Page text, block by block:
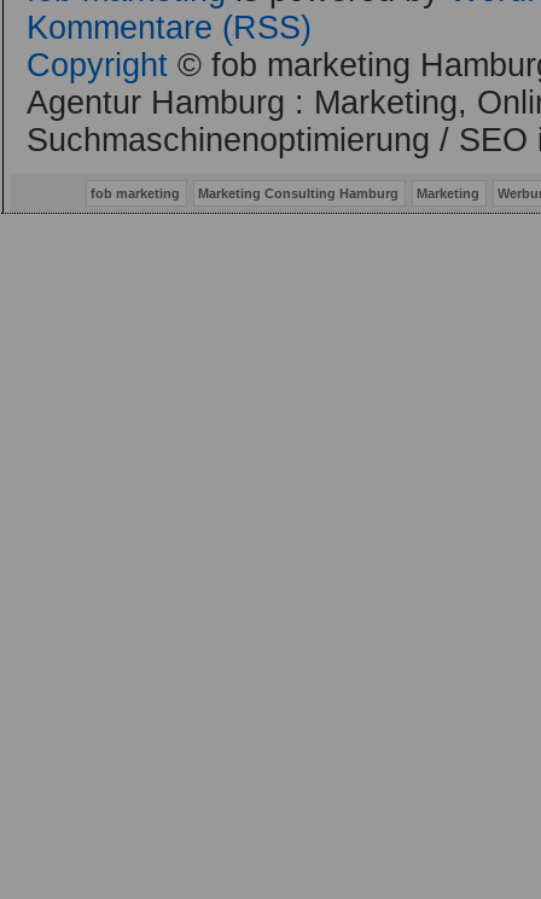
Kommentare (RSS)
Copyright © fob marketing
Agentur Hamburg : Marketing,
Suchmaschinenoptimierung / SEO
fob marketing Marketing Consulting Hamburg Marketing